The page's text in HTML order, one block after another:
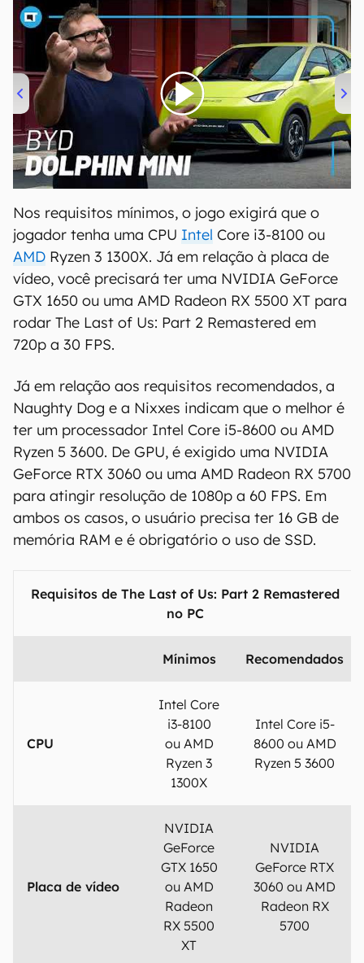
00:00/04:07
Nos requisitos mínimos, o jogo exigirá que o
jogador tenha uma CPU Intel Core i3-8100 ou
AMD Ryzen 3 1300X. Já em relação à placa de
vídeo, você precisará ter uma NVIDIA GeForce
GTX 1650 ou uma AMD Radeon RX 5500 XT para
rodar The Last of Us: Part 2 Remastered em
720p a 30 FPS.
Já em relação aos requisitos recomendados, a
Naughty Dog e a Nixxes indicam que o melhor é
ter um processador Intel Core i5-8600 ou AMD
Ryzen 5 3600. De GPU, é exigido uma NVIDIA
GeForce RTX 3060 ou uma AMD Radeon RX 5700
para atingir resolução de 1080p a 60 FPS. Em
ambos os casos, o usuário precisa ter 16 GB de
memória RAM e é obrigatório o uso de SSD.
Requisitos de The Last of Us: Part 2 Remastered
no PC
Mínimos Recomendados
CPU
Intel Core
i3-8100
ou AMD
Ryzen 3
1300X
Intel Core i5-
8600 ou AMD
Ryzen 5 3600
Placa de vídeo
NVIDIA
GeForce
GTX 1650
ou AMD
Radeon
RX 5500
XT
NVIDIA
GeForce RTX
3060 ou AMD
Radeon RX
5700